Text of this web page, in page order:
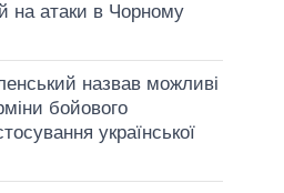
на атаки в Чорному
назвав можливі
бойового
української